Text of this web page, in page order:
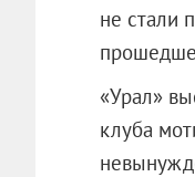
не стали
«Урал»
клуба